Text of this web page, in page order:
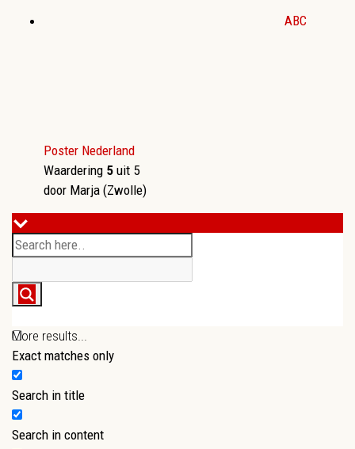
ABC
Poster Nederland
Waardering 5 uit 5
door Marja (Zwolle)
More results...
Exact matches only
Search in title
Search in content